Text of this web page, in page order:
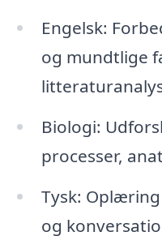
Engelsk:
og mundtlige
Biologi:
processer,
Tysk:
og